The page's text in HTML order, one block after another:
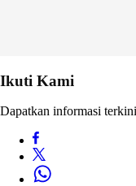
Ikuti Kami
Dapatkan informasi